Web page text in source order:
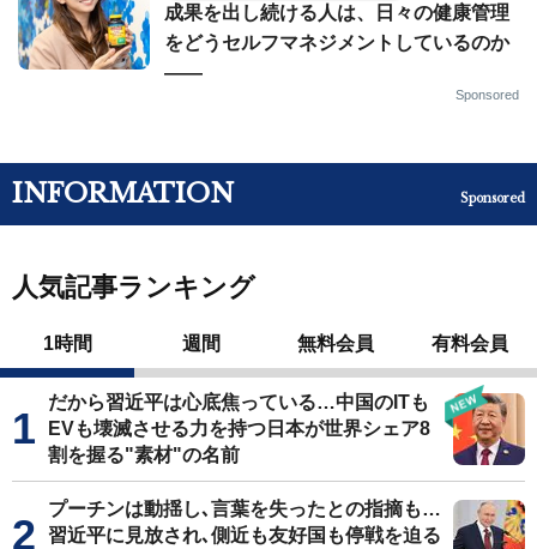
成果を出し続ける人は、日々の健康管理
をどうセルフマネジメントしているのか
——
Sponsored
INFORMATION Sponsored
人気記事ランキング
1時間 週間 無料会員 有料会員
だから習近平は心底焦っている…中国のITも
EVも壊滅させる力を持つ日本が世界シェア8
割を握る"素材"の名前
プーチンは動揺し､言葉を失ったとの指摘も…
習近平に見放され､側近も友好国も停戦を迫る